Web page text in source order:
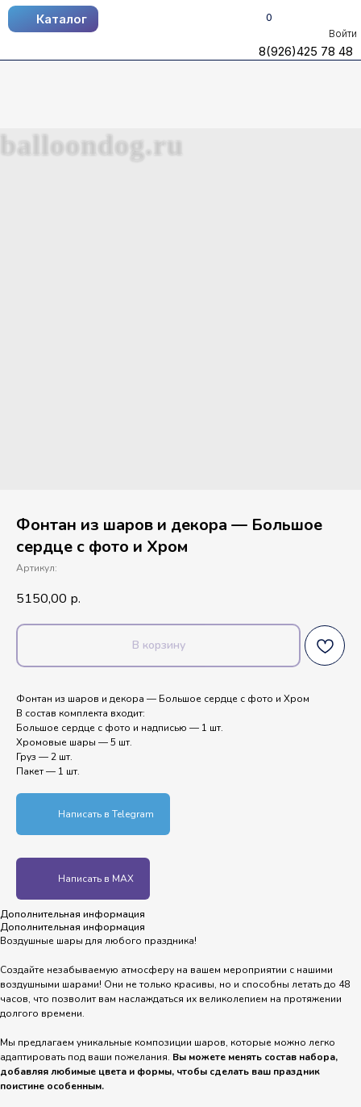
Каталог
Войти
0
8(926)425 78 48
Каталог
8(926)425 78 48
balloondog.ru
Фонтан из шаров и декора — Большое
сердце с фото и Хром
Артикул:
5150,00 р.
В корзину
Фонтан из шаров и декора — Большое сердце с фото и Хром
В состав комплекта входит:
Большое сердце с фото и надписью — 1 шт.
Хромовые шары — 5 шт.
Груз — 2 шт.
Пакет — 1 шт.
Написать в Telegram
Написать в MAX
Дополнительная информация
Дополнительная информация
Воздушные шары для любого праздника!
Создайте незабываемую атмосферу на вашем мероприятии с нашими
воздушными шарами! Они не только красивы, но и способны летать до 48
часов, что позволит вам наслаждаться их великолепием на протяжении
долгого времени.
Мы предлагаем уникальные композиции шаров, которые можно легко
адаптировать под ваши пожелания. Вы можете менять состав набора,
добавляя любимые цвета и формы, чтобы сделать ваш праздник
поистине особенным.